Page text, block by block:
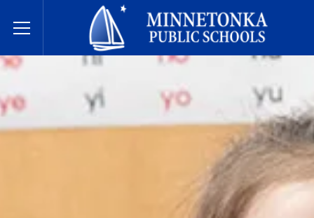
Toggle Menu
Hệ thống Trường Công lập Minnetonka